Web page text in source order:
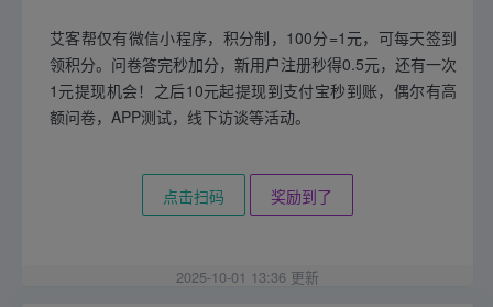
艾客帮仅有微信小程序，积分制，100分=1元，可每天签到
领积分。问卷答完秒加分，新用户注册秒得0.5元，还有一次
1元提现机会！之后10元起提现到支付宝秒到账，偶尔有高
额问卷，APP测试，线下访谈等活动。
点击扫码 奖励到了
2025-10-01 13:36 更新